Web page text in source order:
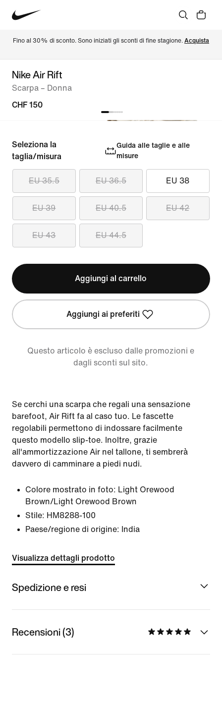
Fino al 30% di sconto. Sono iniziati gli sconti di fine stagione. Acquista
Nike Air Rift
Scarpa – Donna
CHF 150
Seleziona la
taglia/misura
Guida alle taglie e alle
misure
EU 35.5 EU 36.5 EU 38
EU 39 EU 40.5 EU 42
EU 43 EU 44.5
Aggiungi al carrello
Aggiungi ai preferiti
Questo articolo è escluso dalle promozioni e
dagli sconti sul sito.
Se cerchi una scarpa che regali una sensazione
barefoot, Air Rift fa al caso tuo. Le fascette
regolabili permettono di indossare facilmente
questo modello slip-toe. Inoltre, grazie
all'ammortizzazione Air nel tallone, ti sembrerà
davvero di camminare a piedi nudi.
Colore mostrato in foto: Light Orewood
Brown/Light Orewood Brown
Stile: HM8288-100
Paese/regione di origine: India
Visualizza dettagli prodotto
Spedizione e resi
Recensioni (3)